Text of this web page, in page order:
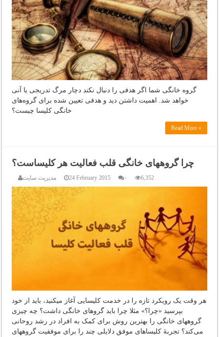
گروه خانگی شما اگر هدفی را دنبال نکند دچار مرگ تدریجی یا آنی
خواهد شد. اهمیت داشتن دید و هدفی تعیین شده برای گروه‌های
خانگی کلیسا چیست؟
Read More »
چرا گروههای خانگی قلب فعالیت هر کلیساست؟
مدیریت سایت 24 February 2015 ۰ 6,352
هر وقت یک رویکرد تازه را در خدمت کلیسایی آغاز میکنید، باید از خود
بپرسید «چرا؟» مثلا چرا باید گروهای خانگی داشت؟ چه چیزی
گروههای خانگی را بهترین روش برای کمک به افراد در رشد روحانی
می‌کند؟ تجربهٔ کلیساهای موفق دلایلی چند را برای موفقیت گروههای